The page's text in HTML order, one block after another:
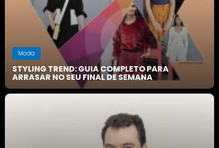
Moda
STYLING TREND: GUIA COMPLETO PARA
ARRASAR NO SEU FINAL DE SEMANA